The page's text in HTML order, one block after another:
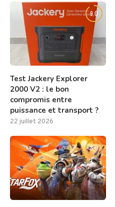
9.0
Test Jackery Explorer
2000 V2 : le bon
compromis entre
puissance et transport ?
22 juillet 2026
8.0